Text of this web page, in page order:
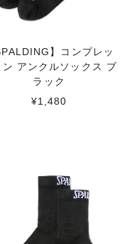
】コンプレッ
ン アンクルソックス ブ
ラック
¥1,480